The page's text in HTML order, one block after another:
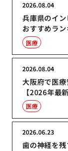
兵庫県のイ
おすすめラ
2026.08.04
医療
大阪府で医
【2026年最
2026.08.04
医療
歯の神経を
2026.06.23